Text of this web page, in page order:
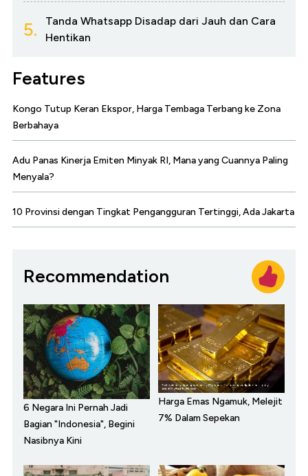
5.
Tanda Whatsapp Disadap dari Jauh dan Cara
Hentikan
Features
Kongo Tutup Keran Ekspor, Harga Tembaga Terbang ke Zona
Berbahaya
Adu Panas Kinerja Emiten Minyak RI, Mana yang Cuannya Paling
Menyala?
10 Provinsi dengan Tingkat Pengangguran Tertinggi, Ada Jakarta
Recommendation
6 Negara Ini Pernah Jadi
Bagian "Indonesia", Begini
Nasibnya Kini
Harga Emas Ngamuk, Melejit
7% Dalam Sepekan